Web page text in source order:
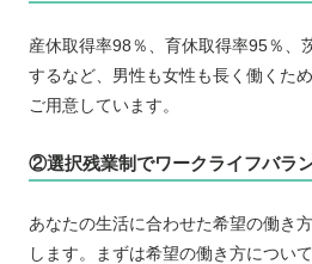
産休取得率98％、育休取得率95％、
するなど、男性も女性も長く働くた
ご用意しています。
②選択残業制でワークライフバラ
あなたの生活に合わせた希望の働き
します。まずは希望の働き方につい